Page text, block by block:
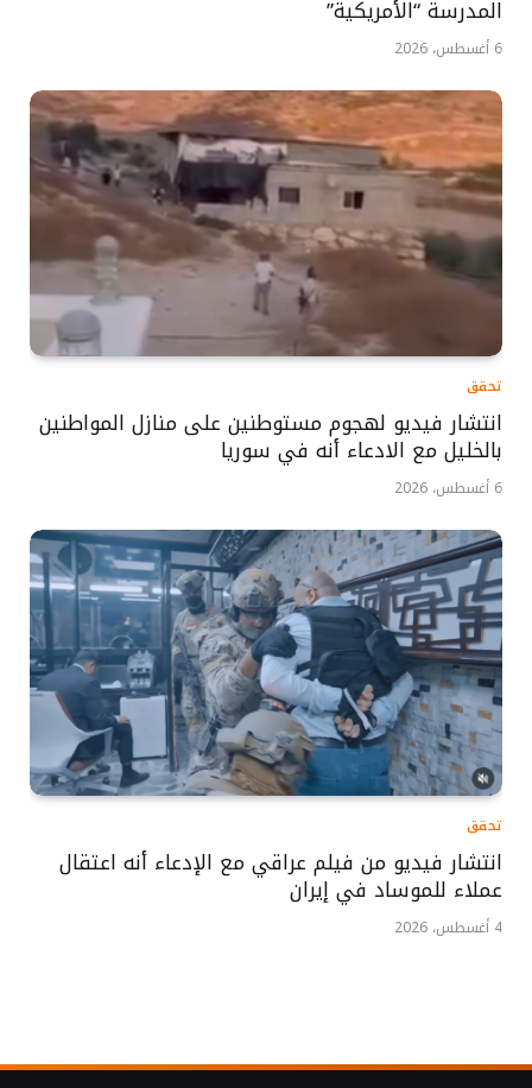
المدرسة “الأمريكية”
6 أغسطس، 2026
تحقق
انتشار فيديو لهجوم مستوطنين على منازل المواطنين
بالخليل مع الادعاء أنه في سوريا
6 أغسطس، 2026
تحقق
انتشار فيديو من فيلم عراقي مع الإدعاء أنه اعتقال
عملاء للموساد في إيران
4 أغسطس، 2026